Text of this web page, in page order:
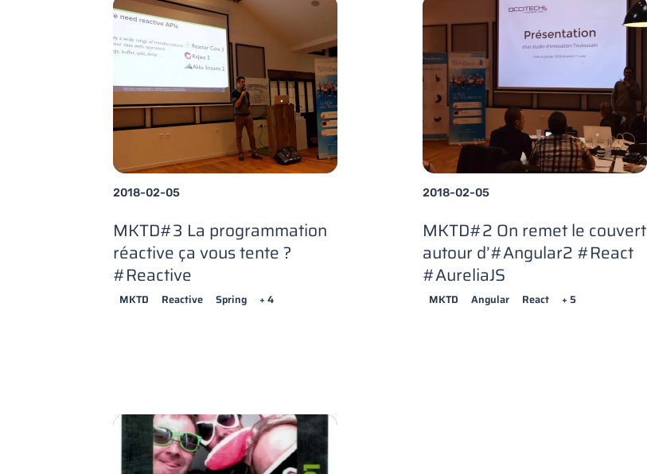
2018-02-05
MKTD#3 La programmation
réactive ça vous tente ?
#Reactive
MKTD Reactive Spring + 4
2018-02-05
MKTD#2 On remet le couvert
autour d’#Angular2 #React
#AureliaJS
MKTD Angular React + 5